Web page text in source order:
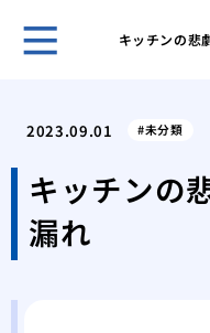
キッチンの悲
2023.09.01 未分類
キッチンの
漏れ